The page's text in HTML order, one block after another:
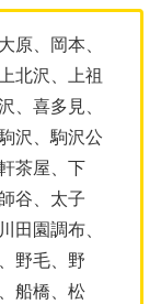
原、岡本、
北沢、上祖
、喜多見、
沢、駒沢公
茶屋、下
谷、太子
田園調布、
野毛、野
船橋、松